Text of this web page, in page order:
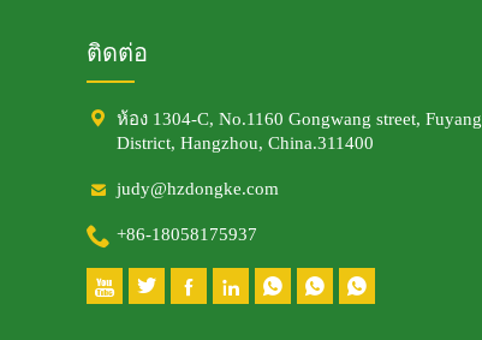
ติดต่อ

ห้อง 1304-C, No.1160 Gongwang street, Fuyang
District, Hangzhou, China.311400
 judy@hzdongke.com
 +86-18058175937
      